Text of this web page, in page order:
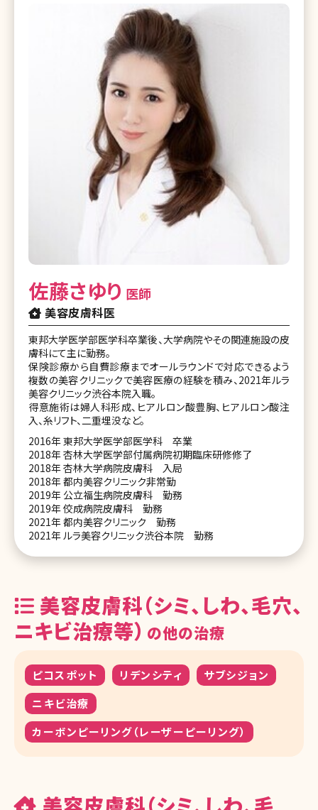
佐藤さゆり 医師
美容皮膚科医
東邦大学医学部医学科卒業後、大学病院やその関連施設の皮
膚科にて主に勤務。
保険診療から自費診療までオールラウンドで対応できるよう
複数の美容クリニックで美容医療の経験を積み、2021年ルラ
美容クリニック渋谷本院入職。
得意施術は婦人科形成、ヒアルロン酸豊胸、ヒアルロン酸注
入、糸リフト、二重埋没など。
2016年 東邦大学医学部医学科 卒業
2018年 杏林大学医学部付属病院初期臨床研修修了
2018年 杏林大学病院皮膚科 入局
2018年 都内美容クリニック非常勤
2019年 公立福生病院皮膚科 勤務
2019年 佼成病院皮膚科 勤務
2021年 都内美容クリニック 勤務
2021年 ルラ美容クリニック渋谷本院 勤務
美容皮膚科（シミ、しわ、毛穴、
ニキビ治療等） の他の治療
ピコスポット リデンシティ
サブシジョン
ニキビ治療
カーボンピーリング（レーザーピーリング）